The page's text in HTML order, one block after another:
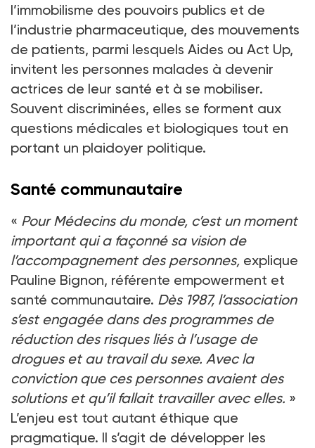
l’immobilisme des pouvoirs publics et de
l’industrie pharmaceutique, des mouvements
de patients, parmi lesquels Aides ou Act Up,
invitent les personnes malades à devenir
actrices de leur santé et à se mobiliser.
Souvent discriminées, elles se forment aux
questions médicales et biologiques tout en
portant un plaidoyer politique.
Santé communautaire
« Pour Médecins du monde, c’est un moment
important qui a façonné sa vision de
l’accompagnement des personnes, explique
Pauline Bignon, référente empowerment et
santé communautaire. Dès 1987, l’association
s’est engagée dans des programmes de
réduction des risques liés à l’usage de
drogues et au travail du sexe. Avec la
conviction que ces personnes avaient des
solutions et qu’il fallait travailler avec elles. »
L’enjeu est tout autant éthique que
pragmatique. Il s’agit de développer les